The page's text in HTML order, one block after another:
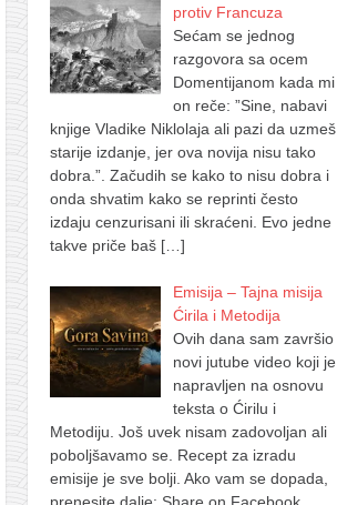
protiv Francuza
Sećam se jednog
razgovora sa ocem
Domentijanom kada mi
on reče: ”Sine, nabavi
knjige Vladike Niklolaja ali pazi da uzmeš
starije izdanje, jer ova novija nisu tako
dobra.”. Začudih se kako to nisu dobra i
onda shvatim kako se reprinti često
izdaju cenzurisani ili skraćeni. Evo jedne
takve priče baš […]
Emisija – Tajna misija
Ćirila i Metodija
Ovih dana sam završio
novi jutube video koji je
napravljen na osnovu
teksta o Ćirilu i
Metodiju. Još uvek nisam zadovoljan ali
poboljšavamo se. Recept za izradu
emisije je sve bolji. Ako vam se dopada,